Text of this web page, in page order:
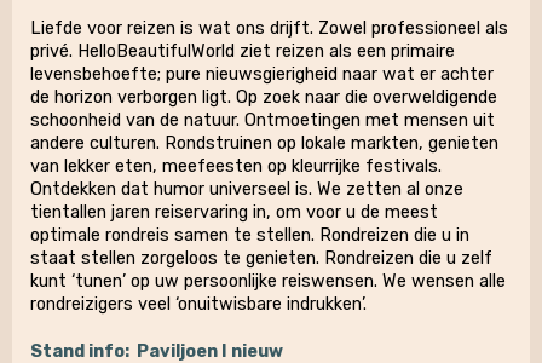
Liefde voor reizen is wat ons drijft. Zowel professioneel als
privé. HelloBeautifulWorld ziet reizen als een primaire
levensbehoefte; pure nieuwsgierigheid naar wat er achter
de horizon verborgen ligt. Op zoek naar die overweldigende
schoonheid van de natuur. Ontmoetingen met mensen uit
andere culturen. Rondstruinen op lokale markten, genieten
van lekker eten, meefeesten op kleurrijke festivals.
Ontdekken dat humor universeel is. We zetten al onze
tientallen jaren reiservaring in, om voor u de meest
optimale rondreis samen te stellen. Rondreizen die u in
staat stellen zorgeloos te genieten. Rondreizen die u zelf
kunt ‘tunen’ op uw persoonlijke reiswensen. We wensen alle
rondreizigers veel ‘onuitwisbare indrukken’.
Stand info: Paviljoen I nieuw